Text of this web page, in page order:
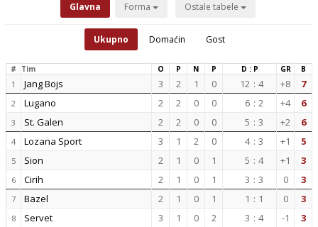
Glavna Forma Ostale tabele
Ukupno Domaćin Gost
# Tim O P N P D : P GR B
1 Jang Bojs 3 2 1 0 12 : 4 +8 7
2 Lugano 2 2 0 0 6 : 2 +4 6
3 St. Galen 2 2 0 0 5 : 3 +2 6
4 Lozana Sport 3 1 2 0 4 : 3 +1 5
5 Sion 2 1 0 1 5 : 4 +1 3
6 Cirih 2 1 0 1 3 : 3 0 3
7 Bazel 2 1 0 1 1 : 1 0 3
8 Servet 3 1 0 2 3 : 4 -1 3